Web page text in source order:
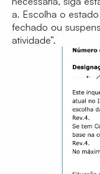
a. Escolha o
fechado ou
atividade”.